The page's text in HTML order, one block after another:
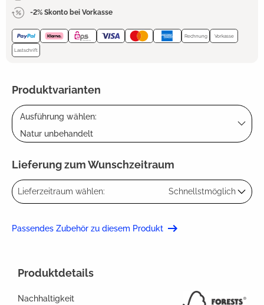
-2% Skonto bei Vorkasse
Rechnung Vorkasse
Lastschrift
Produktvarianten
Ausführung wählen:
Natur unbehandelt
Lieferung zum Wunschzeitraum
Lieferzeitraum wählen: Schnellstmöglich
Passendes Zubehör zu diesem Produkt
Produktdetails
Nachhaltigkeit